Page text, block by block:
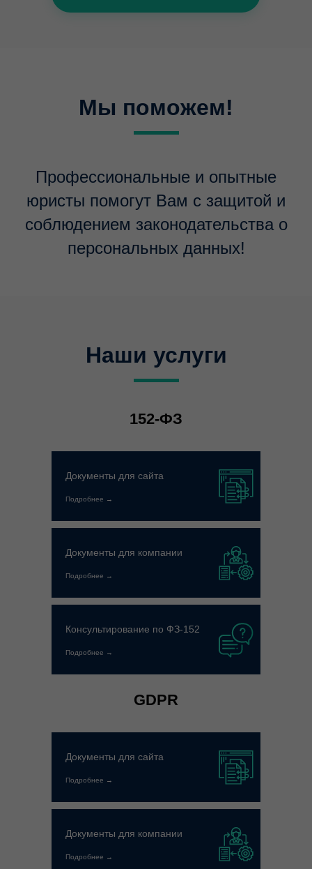
Мы поможем!
Профессиональные и опытные
юристы помогут Вам с защитой и
соблюдением законодательства о
персональных данных!
Наши услуги
152-ФЗ
Документы для сайта
Подробнее →
Документы для компании
Подробнее →
Консультирование по ФЗ-152
Подробнее →
GDPR
Документы для сайта
Подробнее →
Документы для компании
Подробнее →